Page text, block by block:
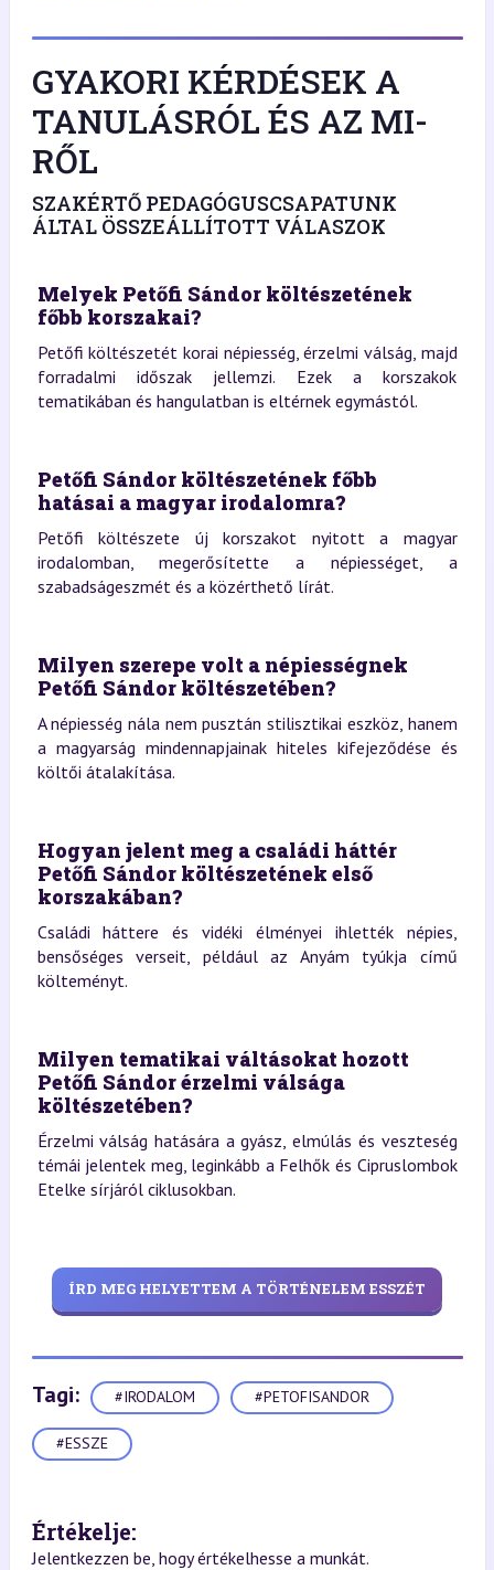
GYAKORI KÉRDÉSEK A
TANULÁSRÓL ÉS AZ MI-
RŐL
SZAKÉRTŐ PEDAGÓGUSCSAPATUNK
ÁLTAL ÖSSZEÁLLÍTOTT VÁLASZOK
Melyek Petőfi Sándor költészetének
főbb korszakai?
Petőfi költészetét korai népiesség, érzelmi válság, majd
forradalmi időszak jellemzi. Ezek a korszakok
tematikában és hangulatban is eltérnek egymástól.
Petőfi Sándor költészetének főbb
hatásai a magyar irodalomra?
Petőfi költészete új korszakot nyitott a magyar
irodalomban, megerősítette a népiességet, a
szabadságeszmét és a közérthető lírát.
Milyen szerepe volt a népiességnek
Petőfi Sándor költészetében?
A népiesség nála nem pusztán stilisztikai eszköz, hanem
a magyarság mindennapjainak hiteles kifejeződése és
költői átalakítása.
Hogyan jelent meg a családi háttér
Petőfi Sándor költészetének első
korszakában?
Családi háttere és vidéki élményei ihlették népies,
bensőséges verseit, például az Anyám tyúkja című
költeményt.
Milyen tematikai váltásokat hozott
Petőfi Sándor érzelmi válsága
költészetében?
Érzelmi válság hatására a gyász, elmúlás és veszteség
témái jelentek meg, leginkább a Felhők és Cipruslombok
Etelke sírjáról ciklusokban.
ÍRD MEG HELYETTEM A TÖRTÉNELEM ESSZÉT
Tagi: #IRODALOM #PETOFISANDOR
#ESSZE
Értékelje:
Jelentkezzen be, hogy értékelhesse a munkát.